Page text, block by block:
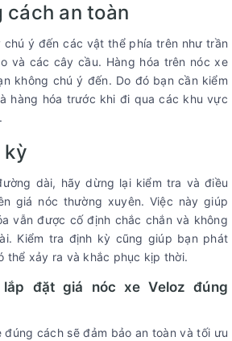
cách an toàn
chú ý đến các vật thể phía trên như trần
và các cây cầu. Hàng hóa trên nóc xe
không chú ý đến. Do đó bạn cần kiểm
hàng hóa trước khi đi qua các khu vực
kỳ
dài, hãy dừng lại kiểm tra và điều
giá nóc thường xuyên. Việc này giúp
vẫn được cố định chắc chắn và không
Kiểm tra định kỳ cũng giúp bạn phát
thể xảy ra và khắc phục kịp thời.
đặt giá nóc xe Veloz đúng
cách sẽ đảm bảo an toàn và tối ưu